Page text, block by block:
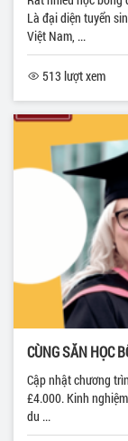
Là đại diện tuyển
Việt Nam, ...
513 lượt xem
CÙNG SĂN HỌC
Cập nhật chương
£4.000. Kinh
du ...